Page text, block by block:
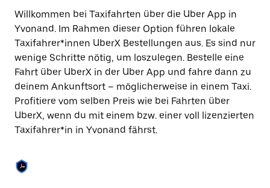
Datum
auszuwählen.
Drücke
die
Escape-
Taste,
um
den
Kalender
zu
schließen.
Willkommen bei Taxifahrten über die Uber App in
Yvonand. Im Rahmen dieser Option führen lokale
Taxifahrer*innen UberX Bestellungen aus. Es sind nur
wenige Schritte nötig, um loszulegen. Bestelle eine
Fahrt über UberX in der Uber App und fahre dann zu
deinem Ankunftsort – möglicherweise in einem Taxi.
Profitiere vom selben Preis wie bei Fahrten über
UberX, wenn du mit einem bzw. einer voll lizenzierten
Taxifahrer*in in Yvonand fährst.